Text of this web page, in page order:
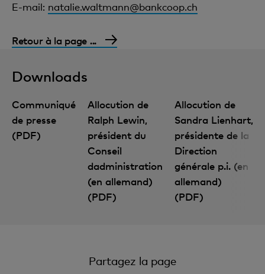
E-mail: natalie.waltmann@bankcoop.ch
Retour à la page ...
Downloads
Communiqué
de presse
(PDF)
Allocution de
Ralph Lewin,
président du
Conseil
dadministration
(en allemand)
(PDF)
Allocution de
Sandra Lienhart,
présidente de la
Direction
générale p.i. (en
allemand)
(PDF)
Connaissances financières
Inscription à la newsletter
Partagez la page